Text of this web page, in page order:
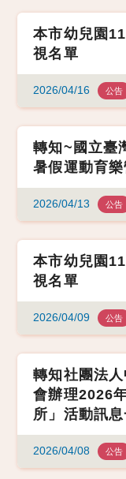
本市幼兒園
視名單
2026/04/16 公告
轉知~國立臺
暑假運動育
2026/04/13 公告
本市幼兒園
視名單
2026/04/09 公告
轉知社團法
會辦理2026
所」活動訊息
2026/04/08 公告